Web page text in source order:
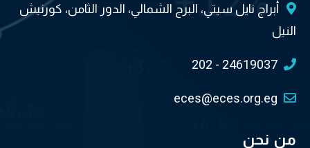
أبراج نايل سيتي، البرج الشمالي، الدور الثامن، كورنيش
النيل
202 - 24619037
eces@eces.org.eg
من نحن